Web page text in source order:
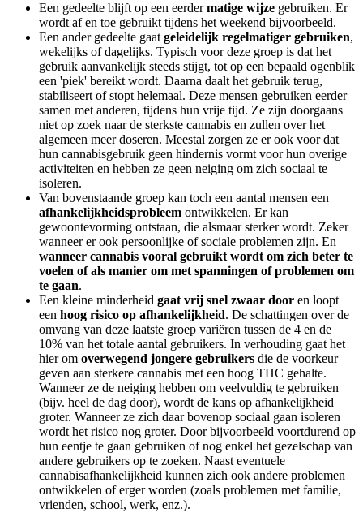
Een gedeelte blijft op een eerdermatige wijze gebruiken. Er
wordt af en toe gebruikt tijdens het weekend bijvoorbeeld.
Een ander gedeelte gaat geleidelijk regelmatiger gebruiken,
wekelijks of dagelijks. Typisch voor deze groep is dat het
gebruik aanvankelijk steeds stijgt, tot op een bepaald ogenblik
een 'piek' bereikt wordt. Daarna daalt het gebruik terug,
stabiliseert of stopt helemaal. Deze mensen gebruiken eerder
samen met anderen, tijdens hun vrije tijd. Ze zijn doorgaans
niet op zoek naar de sterkste cannabis en zullen over het
algemeen meer doseren. Meestal zorgen ze er ook voor dat
hun cannabisgebruik geen hindernis vormt voor hun overige
activiteiten en hebben ze geen neiging om zich sociaal te
isoleren.
Van bovenstaande groep kan toch een aantal mensen een
afhankelijkheidsprobleem ontwikkelen. Er kan
gewoontevorming ontstaan, die alsmaar sterker wordt. Zeker
wanneer er ook persoonlijke of sociale problemen zijn. En
wanneer cannabis vooral gebruikt wordt om zich beter te
voelen of als manier om met spanningen of problemen om
te gaan.
Een kleine minderheid gaat vrij snel zwaar door en loopt
een hoog risico op afhankelijkheid. De schattingen over de
omvang van deze laatste groep variëren tussen de 4 en de
10% van het totale aantal gebruikers. In verhouding gaat het
hier om overwegend jongere gebruikers die de voorkeur
geven aan sterkere cannabis met een hoog THC gehalte.
Wanneer ze de neiging hebben om veelvuldig te gebruiken
(bijv. heel de dag door), wordt de kans op afhankelijkheid
groter. Wanneer ze zich daar bovenop sociaal gaan isoleren
wordt het risico nog groter. Door bijvoorbeeld voortdurend op
hun eentje te gaan gebruiken of nog enkel het gezelschap van
andere gebruikers op te zoeken. Naast eventuele
cannabisafhankelijkheid kunnen zich ook andere problemen
ontwikkelen of erger worden (zoals problemen met familie,
vrienden, school, werk, enz.).